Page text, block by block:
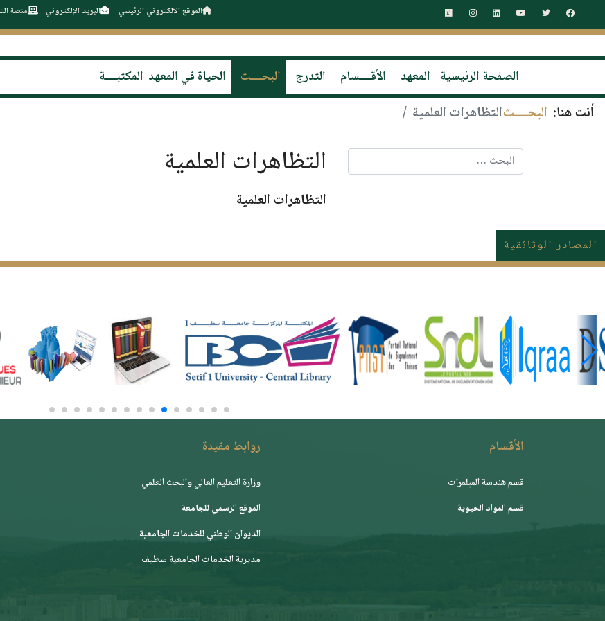
الموقع الالكتروني الرئيسي البريد الإلكتروني منصة
الصفحة الرئيسية المعهد الأقــــسام التدرج البحــــث الحياة في المعهد المكتبــــة
أنت هنا: البحــــثالتظاهرات العلمية
البحث
التظاهرات العلمية
التظاهرات العلمية
المصادر الوثائقية
الأقسام
قسم هندسة المبلمرات
قسم المواد الحيوية
روابط مفيدة
وزارة التعليم العالي والبحث العلمي
الموقع الرسمي للجامعة
ﺍﻟﺪﻳﻮﺍﻥ ﺍﻟﻮﻃﻨﻲ ﻟﻠﺨﺪﻣﺎﺕ ﺍﻟﺠﺎﻣﻌﻴﺔ
مديرية الخدمات الجامعية سطيف